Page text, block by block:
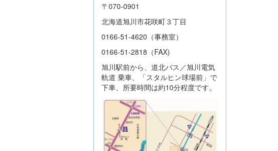
〒070-0901
北海道旭川市花咲町３丁目
0166-51-4620（事務室）
0166-51-2818（FAX)
旭川駅前から、道北バス／旭川電気
軌道 乗車、「スタルヒン球場前」で
下車、所要時間は約10分程度です。